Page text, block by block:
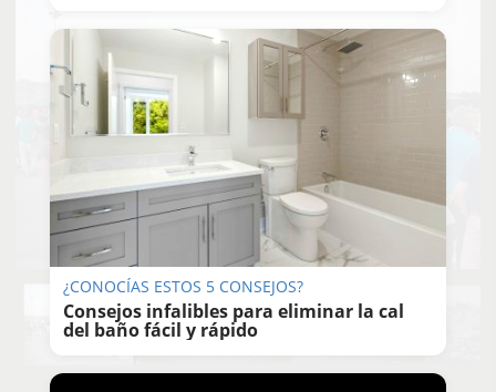
¿CONOCÍAS ESTOS 5 CONSEJOS?
Consejos infalibles para eliminar la cal
del baño fácil y rápido